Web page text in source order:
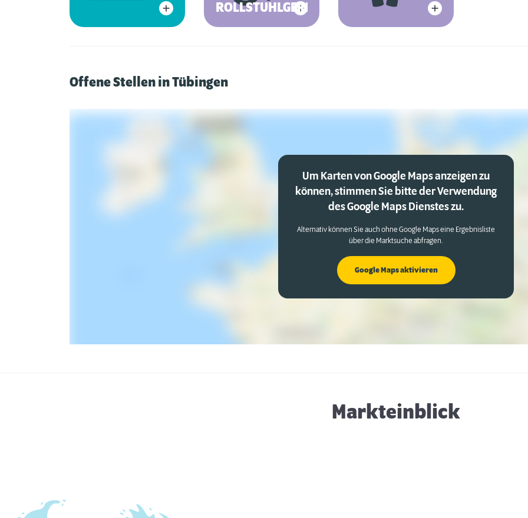
ROLLSTUHLGERECHT
Offene Stellen in Tübingen
Um Karten von Google Maps anzeigen zu
können, stimmen Sie bitte der Verwendung
des Google Maps Dienstes zu.
Alternativ können Sie auch ohne Google Maps eine Ergebnisliste
über die Marktsuche abfragen.
Google Maps aktivieren
Markteinblick